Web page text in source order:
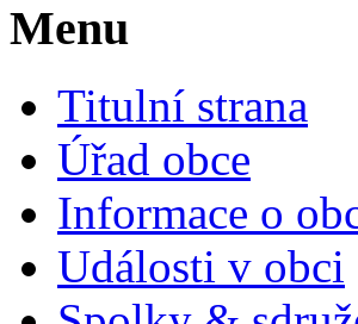
Menu
Titulní strana
Úřad obce
Informace o
Události v obci